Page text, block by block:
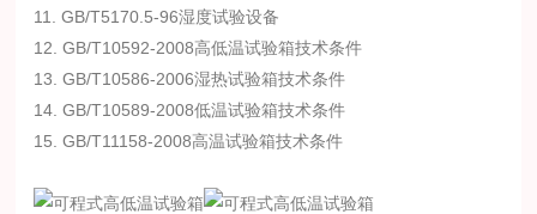
11. GB/T5170.5-96湿度试验设备
12. GB/T10592-2008高低温试验箱技术条件
13. GB/T10586-2006湿热试验箱技术条件
14. GB/T10589-2008低温试验箱技术条件
15. GB/T11158-2008高温试验箱技术条件